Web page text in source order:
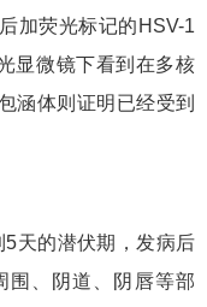
加荧光标记的HSV-1
显微镜下看到在多核
涵体则证明已经受到
天的潜伏期，发病后
围、阴道、阴唇等部